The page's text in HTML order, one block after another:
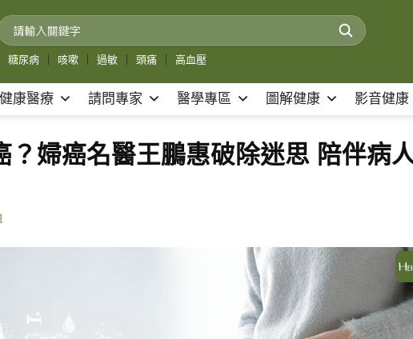
糖尿病 咳嗽 過敏 頭痛 高血壓
健康醫療 請問專家 醫學專區 圖解健康 影音健康
？婦癌名醫王鵬惠破除迷思 陪伴病